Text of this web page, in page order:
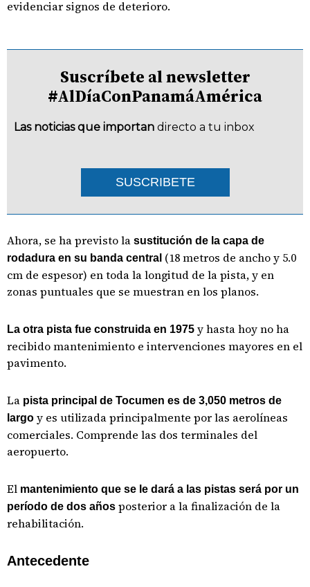
evidenciar signos de deterioro.
Suscríbete al newsletter
#AlDíaConPanamáAmérica
Las noticias que importan directo a tu inbox
SUSCRIBETE
Ahora, se ha previsto la sustitución de la capa de
rodadura en su banda central (18 metros de ancho y 5.0
cm de espesor) en toda la longitud de la pista, y en
zonas puntuales que se muestran en los planos.
La otra pista fue construida en 1975 y hasta hoy no ha
recibido mantenimiento e intervenciones mayores en el
pavimento.
La pista principal de Tocumen es de 3,050 metros de
largo y es utilizada principalmente por las aerolíneas
comerciales. Comprende las dos terminales del
aeropuerto.
El mantenimiento que se le dará a las pistas será por un
período de dos años posterior a la finalización de la
rehabilitación.
Antecedente